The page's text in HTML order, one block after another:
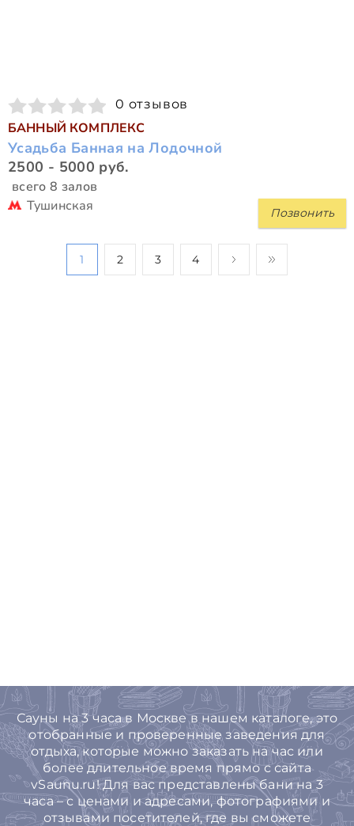
0 отзывов
БАННЫЙ КОМПЛЕКС
Усадьба Банная на Лодочной
2500 - 5000 руб.
всего 8 залов
Позвонить
Тушинская
1 2 3 4
Сауны на 3 часа в Москве в нашем каталоге, это
отобранные и проверенные заведения для
отдыха, которые можно заказать на час или
более длительное время прямо с сайта
vSaunu.ru! Для вас представлены бани на 3
часа – с ценами и адресами, фотографиями и
отзывами посетителей, где вы сможете